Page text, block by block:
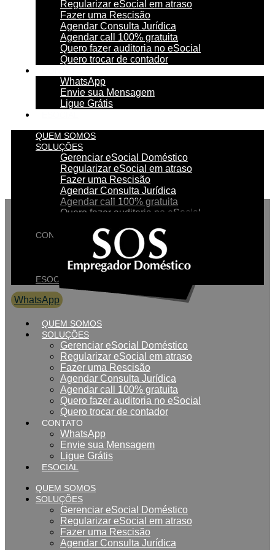
Regularizar eSocial em atraso
Fazer uma Rescisão
Agendar Consulta Jurídica
Agendar call 100% gratuita
Quero fazer auditoria no eSocial
Quero trocar de contador
WhatsApp
Envie sua Mensagem
Ligue Grátis
QUEM SOMOS
SOLUÇÕES
Gerenciar eSocial Doméstico
Regularizar eSocial em atraso
Fazer uma Rescisão
Agendar Consulta Jurídica
Agendar call 100% gratuita
Quero fazer auditoria no eSocial
CONTATO
WhatsApp
Envie sua Mensagem
Ligue Grátis
ESOCIAL
WhatsApp
QUEM SOMOS
SOLUÇÕES
Gerenciar eSocial Doméstico
Regularizar eSocial em atraso
Fazer uma Rescisão
Agendar Consulta Jurídica
Agendar call 100% gratuita
Quero fazer auditoria no eSocial
Quero trocar de contador
CONTATO
WhatsApp
Envie sua Mensagem
Ligue Grátis
ESOCIAL
QUEM SOMOS
SOLUÇÕES
Gerenciar eSocial Doméstico
Regularizar eSocial em atraso
Fazer uma Rescisão
Agendar Consulta Jurídica